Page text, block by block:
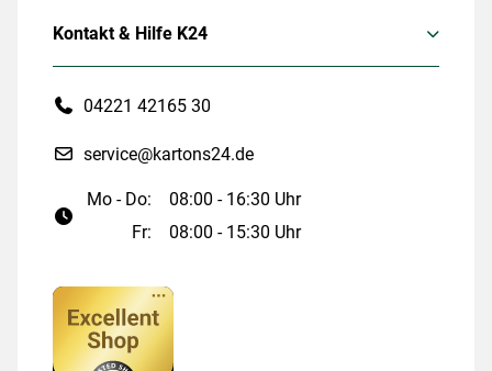
Kontakt & Hilfe K24
04221 42165 30
service@kartons24.de
Mo - Do:
08:00 - 16:30 Uhr
Fr:
08:00 - 15:30 Uhr